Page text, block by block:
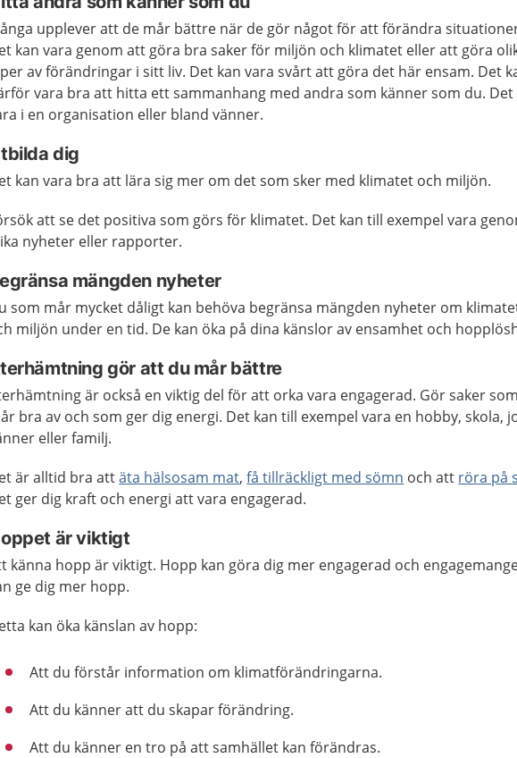
upplever att de mår bättre när de gör något för att förändra
kan vara genom att göra bra saker för miljön och klimatet eller att göra
av förändringar i sitt liv. Det kan vara svårt att göra det här ensam. Det
vara bra att hitta ett sammanhang med andra som känner som du. Det
i en organisation eller bland vänner.
dig
kan vara bra att lära sig mer om det som sker med klimatet och miljön.
att se det positiva som görs för klimatet. Det kan till exempel vara
nyheter eller rapporter.
mängden nyheter
som mår mycket dåligt kan behöva begränsa mängden nyheter om
miljön under en tid. De kan öka på dina känslor av ensamhet och
gör att du mår bättre
är också en viktig del för att orka vara engagerad. Gör saker
bra av och som ger dig energi. Det kan till exempel vara en hobby, skola,
eller familj.
är alltid bra attäta hälsosam mat,få tillräckligt med sömn och att röra på
ger dig kraft och energi att vara engagerad.
är viktigt
känna hopp är viktigt. Hopp kan göra dig mer engagerad och
ge dig mer hopp.
kan öka känslan av hopp:
Att du förstår information om klimatförändringarna.
Att du känner att du skapar förändring.
Att du känner en tro på att samhället kan förändras.